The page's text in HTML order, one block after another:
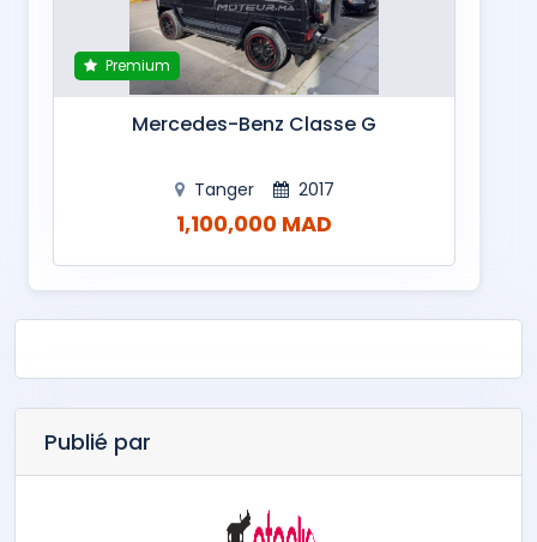
Premium
Mercedes-Benz Classe G
Tanger 2017
1,100,000 MAD
Publié par